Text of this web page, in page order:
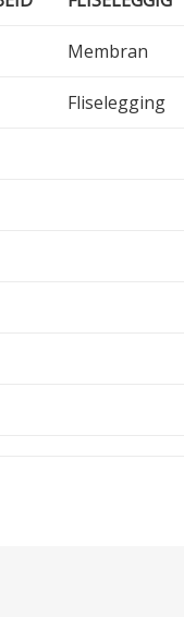
Membran
Fliselegging